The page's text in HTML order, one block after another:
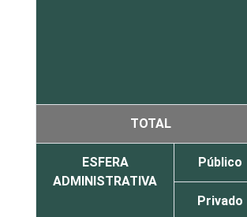
TOTAL
ESFERA
ADMINISTRATIVA
Público
Privado